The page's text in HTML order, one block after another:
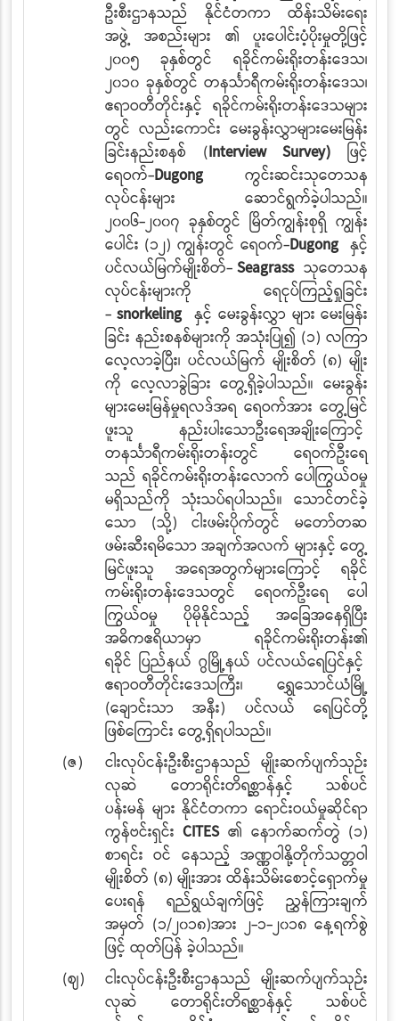
ဦးစီးဌာနသည် နိုင်ငံတကာ ထိန်းသိမ်းရေး
အဖွဲ့ အစည်းများ
၏ ပူးပေါင်းပံ့ပိုးမှုတို့ဖြင့်
၂၀၀၅ ခုနှစ်တွင် ရခိုင်ကမ်းရိုးတန်းဒေသ၊
၂၀၁၀ ခုနှစ်တွင် တနင်္သာရီကမ်းရိုးတန်းဒေသ၊
ဧရာဝတီတိုင်းနှင့် ရခိုင်ကမ်းရိုးတန်းဒေသများ
တွင် လည်းကောင်း မေးခွန်းလွှာများမေးမြန်း
ခြင်းနည်းစနစ် (Interview Survey) ဖြင့်
ရေဝက်-Dugongကွင်းဆင်းသုတေသန
လုပ်ငန်းများ ဆောင်ရွက်ခဲ့ပါသည်။
၂၀၀၆-၂၀၀၇ ခုနှစ်တွင် မြိတ်ကျွန်းစုရှိ ကျွန်း
ပေါင်း (၁၂) ကျွန်းတွင် ရေဝက်-Dugongနှင့်
ပင်လယ်မြက်မျိုးစိတ်-Seagrassသုတေသန
လုပ်ငန်းများကို ရေငုပ်ကြည့်ရှုခြင်း
-snorkelingနှင့် မေးခွန်းလွှာ များ မေးမြန်း
ခြင်း နည်းစနစ်များကို အသုံးပြု၍ (၁) လကြာ
လေ့လာခဲ့ပြီး၊ ပင်လယ်မြက် မျိုးစိတ် (၈) မျိုး
ကို လေ့လာခွဲခြား တွေ့ရှိခဲ့ပါသည်။ မေးခွန်း
များမေးမြန်မှုရလဒ်အရ ရေဝက်အား တွေ့မြင်
ဖူးသူ နည်းပါးသောဦးရေအချိုးကြောင့်
တနင်္သာရီကမ်းရိုးတန်းတွင် ရေဝက်ဦးရေ
သည် ရခိုင်ကမ်းရိုးတန်းလောက် ပေါကြွယ်ဝမှု
မရှိသည်ကို သုံးသပ်ရပါသည်။ သောင်တင်ခဲ့
သော (သို့) ငါးဖမ်းပိုက်တွင် မတော်တဆ
ဖမ်းဆီးရမိသော အချက်အလက် များနှင့် တွေ့
မြင်ဖူးသူ အရေအတွက်များကြောင့် ရခိုင်
ကမ်းရိုးတန်းဒေသတွင် ရေဝက်ဦးရေ
ပေါ
ကြွယ်ဝမှု ပိုမိုနိုင်သည့် အခြေအနေရှိပြီး
အဓိကဧရိယာမှာ ရခိုင်ကမ်းရိုးတန်း၏
ရခိုင် ပြည်နယ် ဂွမြို့နယ် ပင်လယ်ရေပြင်နှင့်
ဧရာဝတီတိုင်းဒေသကြီး၊ ရွှေသောင်ယံမြို့
(ချောင်းသာ
အနီး) ပင်လယ် ရေပြင်တို့
ဖြစ်ကြောင်း တွေ့ရှိရပါသည်။
(ဇ)
ငါးလုပ်ငန်းဦးစီးဌာနသည် မျိုးဆက်ပျက်သုဉ်း
လုဆဲ တောရိုင်းတိရစ္ဆာန်နှင့် သစ်ပင်
ပန်းမန် များ နိုင်ငံတကာ ရောင်းဝယ်မှုဆိုင်ရာ
ကွန်ဗင်းရှင်းCITES ၏ နောက်ဆက်တွဲ (၁)
စာရင်း ဝင် နေသည့် အဏ္ဏဝါနို့တိုက်သတ္တဝါ
မျိုးစိတ် (၈) မျိုးအား ထိန်းသိမ်းစောင့်ရှောက်မှု
ပေးရန် ရည်ရွယ်ချက်ဖြင့် ညွှန်ကြားချက်
အမှတ် (၁/၂၀၁၈)အား ၂-၁-၂၀၁၈ နေ့ရက်စွဲ
ဖြင့် ထုတ်ပြန် ခဲ့ပါသည်။
(ဈ)
ငါးလုပ်ငန်းဦးစီးဌာနသည် မျိုးဆက်ပျက်သုဉ်း
လုဆဲ တောရိုင်းတိရစ္ဆာန်နှင့် သစ်ပင်